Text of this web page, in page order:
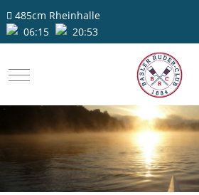
485cm Rheinhalle
06:15
20:53
Mobile Menu Toggle